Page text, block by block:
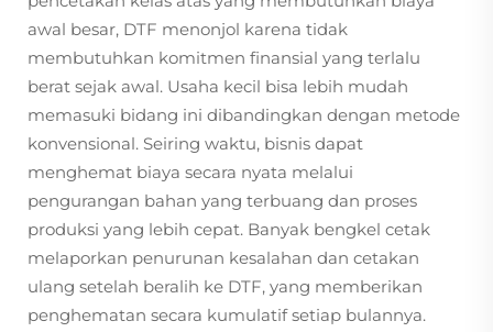
awal besar, DTF menonjol karena tidak
membutuhkan komitmen finansial yang terlalu
berat sejak awal. Usaha kecil bisa lebih mudah
memasuki bidang ini dibandingkan dengan metode
konvensional. Seiring waktu, bisnis dapat
menghemat biaya secara nyata melalui
pengurangan bahan yang terbuang dan proses
produksi yang lebih cepat. Banyak bengkel cetak
melaporkan penurunan kesalahan dan cetakan
ulang setelah beralih ke DTF, yang memberikan
penghematan secara kumulatif setiap bulannya.